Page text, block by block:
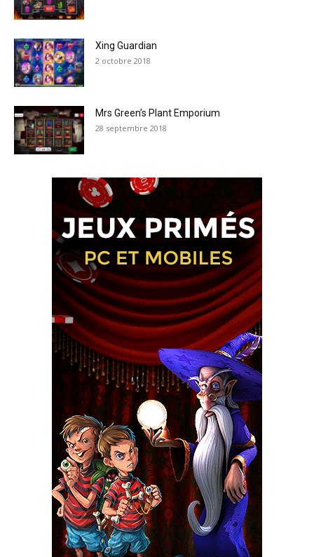
Xing Guardian
2 octobre 2018
Mrs Green’s Plant Emporium
28 septembre 2018